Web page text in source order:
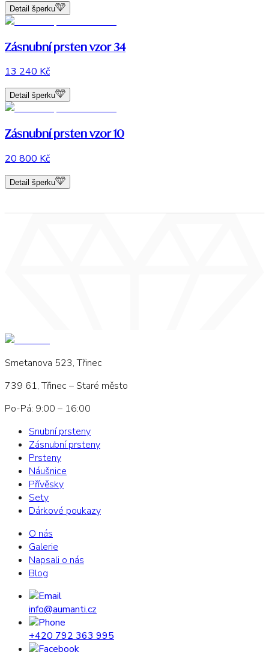
Detail šperku
Zásnubní prsten vzor 34
13 240 Kč
Detail šperku
Zásnubní prsten vzor 10
20 800 Kč
Detail šperku
Smetanova 523, Třinec
739 61, Třinec – Staré město
Po-Pá: 9:00 – 16:00
Snubní prsteny
Zásnubní prsteny
Prsteny
Náušnice
Přívěsky
Sety
Dárkové poukazy
O nás
Galerie
Napsali o nás
Blog
info@aumanti.cz
+420 792 363 995